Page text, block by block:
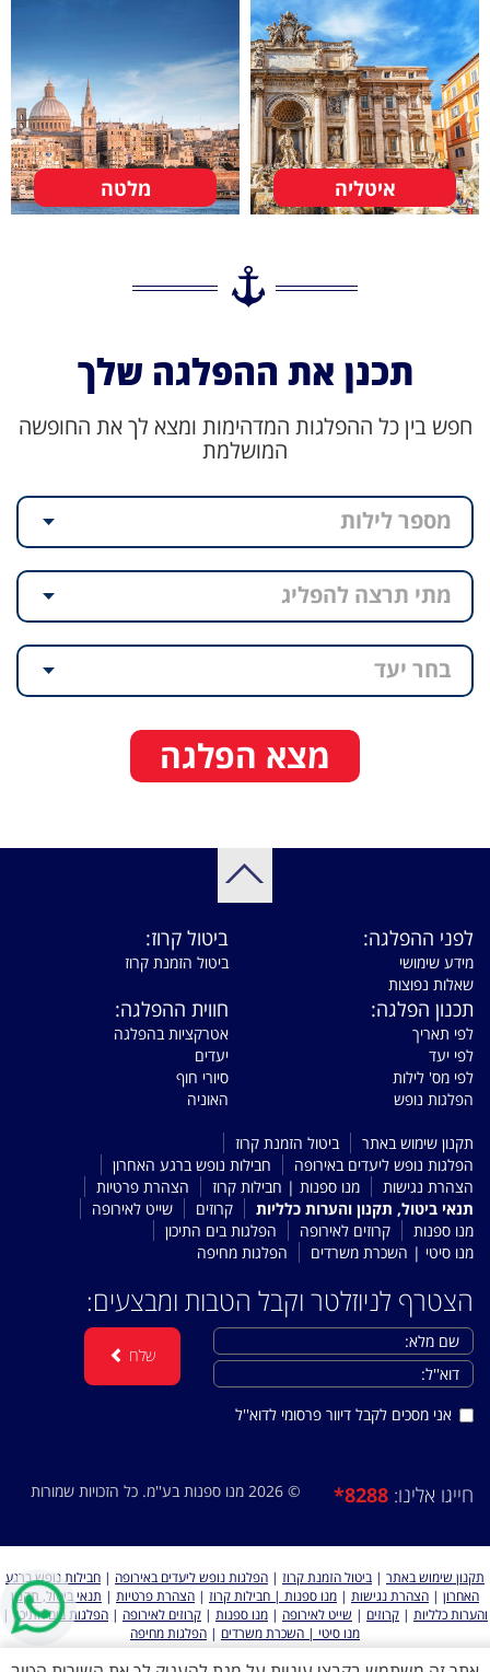
איטליה מלטה
תכנן את ההפלגה שלך
חפש בין כל ההפלגות המדהימות ומצא לך את החופשה
המושלמת
מספר לילות
מתי תרצה להפליג
בחר יעד
מצא הפלגה
לפני ההפלגה:
מידע שימושי
שאלות נפוצות
ביטול קרוז:
ביטול הזמנת קרוז
תכנון הפלגה:
לפי תאריך
לפי יעד
לפי מס' לילות
הפלגות נופש
חווית ההפלגה:
אטרקציות בהפלגה
יעדים
סיורי חוף
האוניה
תקנון שימוש באתר
ביטול הזמנת קרוז
הפלגות נופש ליעדים באירופה
חבילות נופש ברגע האחרון
הצהרת נגישות
מנו ספנות | חבילות קרוז
הצהרת פרטיות
תנאי ביטול, תקנון והערות כלליות
קרוזים
שייט לאירופה
מנו ספנות
קרוזים לאירופה
הפלגות בים התיכון
מנו סיטי | השכרת משרדים
הפלגות מחיפה
הצטרף לניוזלטר וקבל הטבות ומבצעים:
אני מסכים לקבל דיוור פרסומי לדוא''ל
שלח
חייגו אלינו: *8288 © 2026 מנו ספנות בע''מ. כל הזכויות שמורות
תקנון שימוש באתר | ביטול הזמנת קרוז | הפלגות נופש ליעדים באירופה | חבילות נופש ברגע
האחרון | הצהרת נגישות | מנו ספנות | חבילות קרוז | הצהרת פרטיות | תנאי ביטול, תקנון
והערות כלליות | קרוזים | שייט לאירופה | מנו ספנות | קרוזים לאירופה | הפלגות בים התיכון |
מנו סיטי | השכרת משרדים | הפלגות מחיפה